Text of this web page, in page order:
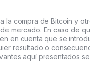
la compra de Bitcoin y
mercado. En caso de
en cuenta que se
resultado o
aquí presentados